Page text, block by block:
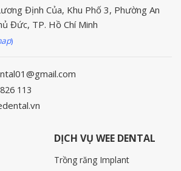
Định Của, Khu Phố 3, Phường An
Đức, TP. Hồ Chí Minh
)
113
DỊCH VỤ WEE DENTAL
Trồng răng Implant